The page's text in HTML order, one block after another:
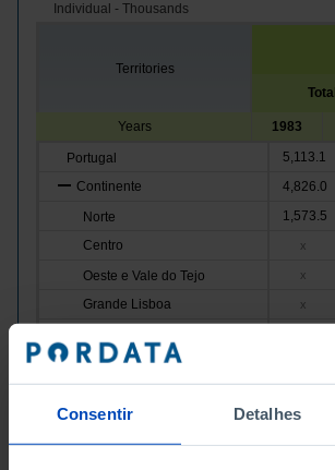
Consentir Detalhes
Individual - Thousands
Territories
Total
Years 1983
Portugal 5,113.1
Continente
4,826.0
Norte
1,573.5
Centro
x
Oeste e Vale do Tejo x
Grande Lisboa x
Alentejo
Região Autónoma dos Açores
147.5